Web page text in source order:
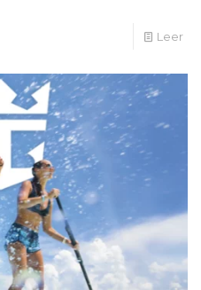
Leer